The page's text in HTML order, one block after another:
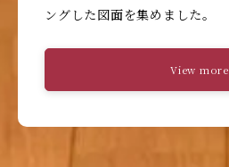
ングした図面を集めました。
View more